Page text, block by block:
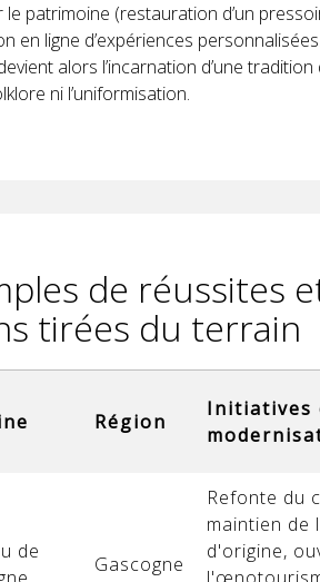
le patrimoine (restauration d’un
en ligne d’expériences personnalisées.
alors l’incarnation d’une
ni l’uniformisation.
de réussites
tirées du terrain
Région
Initiatives
de
Gascogne
Refonte du
maintien de
d'origine,